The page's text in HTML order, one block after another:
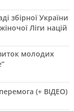
збірної України
Ліги націй
молодих
(+ ВІДЕО)